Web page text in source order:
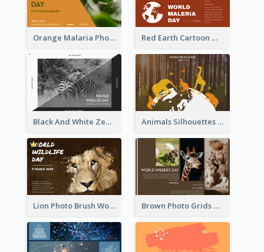
Orange Malaria Photo World Malaria Day Greeting Card Red Earth Cartoon World Malaria Day Greeting Card
Black And White Zebra World Wildlife Day Greeting Card Animals Silhouettes World Wildlife Day Greeting Card
Lion Photo Brush World Wildlife Day Greeting Card Brown Photo Grids World Wildlife Day Greeting Card